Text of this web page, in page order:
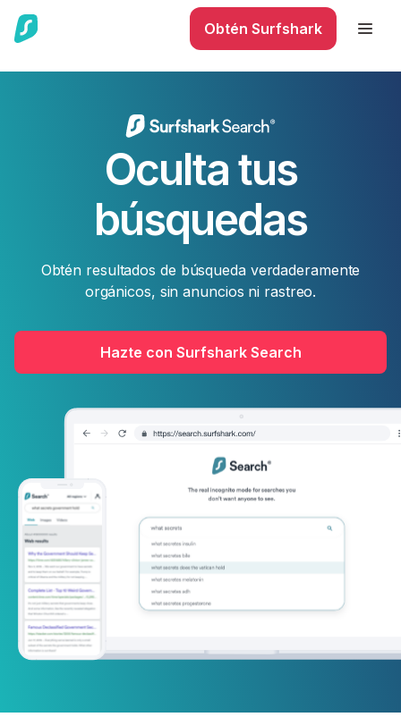
Obtén Surfshark
Oculta tus
búsquedas
Obtén resultados de búsqueda verdaderamente
orgánicos, sin anuncios ni rastreo.
Hazte con Surfshark Search